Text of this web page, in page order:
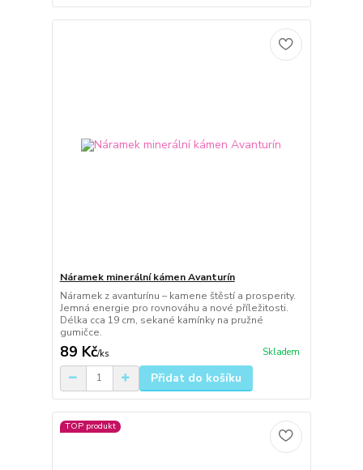
Náramek minerální kámen Avanturín
Náramek z avanturínu – kamene štěstí a prosperity.
Jemná energie pro rovnováhu a nové příležitosti.
Délka cca 19 cm, sekané kamínky na pružné
gumičce.
89 Kč/ks Skladem
Přidat do košíku
TOP produkt